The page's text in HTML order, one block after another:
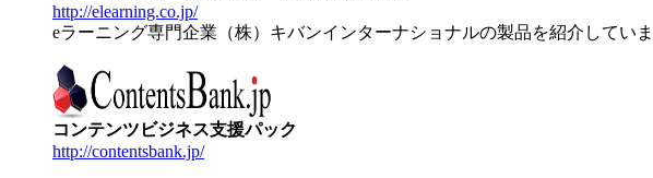
http://elearning.co.jp/
eラーニング専門企業（株）キバンインターナショナルの製品を紹介していま
コンテンツビジネス支援パック
http://contentsbank.jp/